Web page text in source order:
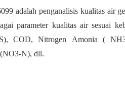
adalah penganalisis kualitas air
parameter kualitas air sesuai
COD, Nitrogen Amonia (
N), dll.